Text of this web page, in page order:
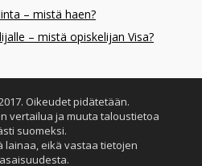
– mistä haen?
– mistä opiskelijan Visa?
Oikeudet pidätetään.
vertailua ja muuta taloustietoa
suomeksi.
lainaa, eikä vastaa tietojen